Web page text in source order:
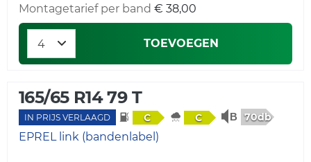
Montagetarief per band € 38,00
TOEVOEGEN
165/65 R14 79 T
IN PRIJS VERLAAGD C C 70db
EPREL link (bandenlabel)